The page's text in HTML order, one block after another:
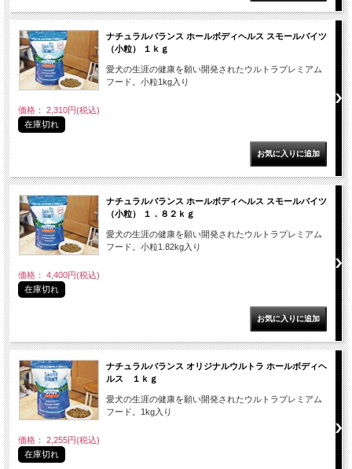
ナチュラルバランス ホールボディヘルス スモールバイツ
（小粒） １ｋｇ
愛犬の生涯の健康を願い開発されたウルトラプレミアム
フード。小粒1kg入り
価格： 2,310円(税込)
在庫切れ
ナチュラルバランス ホールボディヘルス スモールバイツ
（小粒） １．８２ｋｇ
愛犬の生涯の健康を願い開発されたウルトラプレミアム
フード。小粒1.82kg入り
価格： 4,400円(税込)
在庫切れ
ナチュラルバランス オリジナルウルトラ ホールボディヘ
ルス １ｋｇ
愛犬の生涯の健康を願い開発されたウルトラプレミアム
フード。1kg入り
価格： 2,255円(税込)
在庫切れ